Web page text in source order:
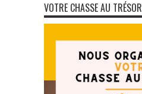
VOTRE CHASSE AU TRÉSOR